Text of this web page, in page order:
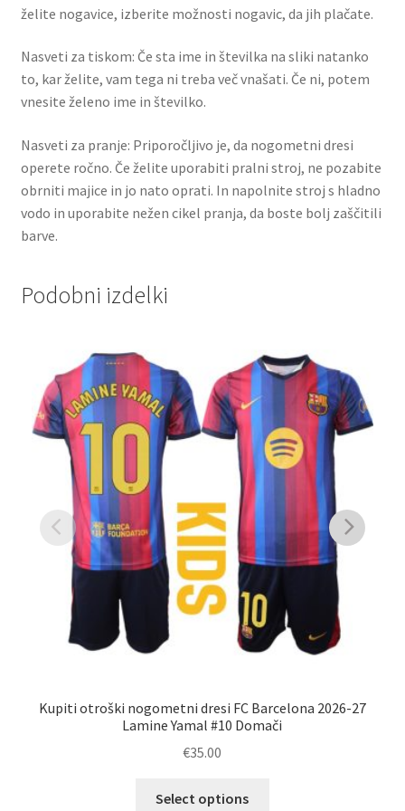
želite nogavice, izberite možnosti nogavic, da jih plačate.
Nasveti za tiskom: Če sta ime in številka na sliki natanko
to, kar želite, vam tega ni treba več vnašati. Če ni, potem
vnesite želeno ime in številko.
Nasveti za pranje: Priporočljivo je, da nogometni dresi
operete ročno. Če želite uporabiti pralni stroj, ne pozabite
obrniti majice in jo nato oprati. In napolnite stroj s hladno
vodo in uporabite nežen cikel pranja, da boste bolj zaščitili
barve.
Podobni izdelki
Kupiti otroški nogometni dresi FC Barcelona 2026-27
Lamine Yamal #10 Domači
€35.00
Select options